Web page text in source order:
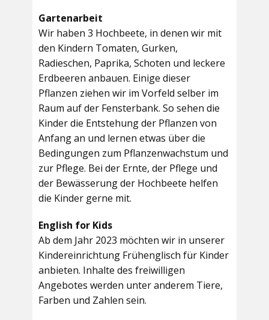
Gartenarbeit
Wir haben 3 Hochbeete, in denen wir mit
den Kindern Tomaten, Gurken,
Radieschen, Paprika, Schoten und leckere
Erdbeeren anbauen. Einige dieser
Pflanzen ziehen wir im Vorfeld selber im
Raum auf der Fensterbank. So sehen die
Kinder die Entstehung der Pflanzen von
Anfang an und lernen etwas über die
Bedingungen zum Pflanzenwachstum und
zur Pflege. Bei der Ernte, der Pflege und
der Bewässerung der Hochbeete helfen
die Kinder gerne mit.
English for Kids
Ab dem Jahr 2023 möchten wir in unserer
Kindereinrichtung Frühenglisch für Kinder
anbieten. Inhalte des freiwilligen
Angebotes werden unter anderem Tiere,
Farben und Zahlen sein.